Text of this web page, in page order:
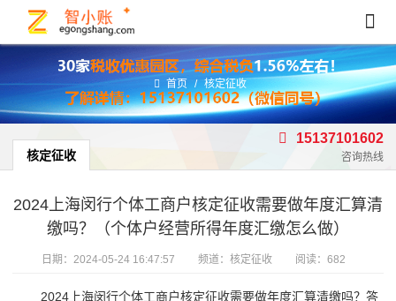
首页 / 核定征收
核定征收
15137101602
咨询热线
2024上海闵行个体工商户核定征收需要做年度汇算清
缴吗？（个体户经营所得年度汇缴怎么做）
日期： 2024-05-24 16:47:57 频道： 核定征收 阅读：682
2024上海闵行个体工商户核定征收需要做年度汇算清缴吗？答